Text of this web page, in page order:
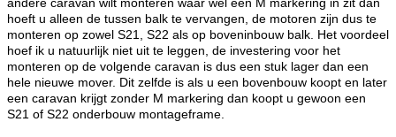
hoeft u alleen de tussen balk te vervangen, de motoren zijn dus te
monteren op zowel S21, S22 als op boveninbouw balk. Het voordeel
hoef ik u natuurlijk niet uit te leggen, de investering voor het
monteren op de volgende caravan is dus een stuk lager dan een
hele nieuwe mover. Dit zelfde is als u een bovenbouw koopt en later
een caravan krijgt zonder M markering dan koopt u gewoon een
S21 of S22 onderbouw montageframe.